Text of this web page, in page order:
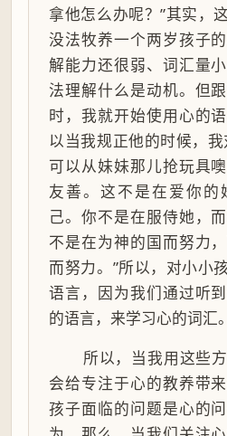
拿他怎么办呢？”其实，
没法牧养一个两岁孩子
解能力还很弱、词汇量
法理解什么是动机。但
时，我就开始使用心的
以当我规正他的时候，
可以从妹妹那儿抢玩具
友善。这不是在爱你的
己。你不是在服侍她，
不是在为神的国而努力
而努力。”所以，对小小
语言，因为我们通过听
的语言，来学习心的词汇。
所以，当我用这些
会给专注于心的教养带
孩子面临的问题是心的